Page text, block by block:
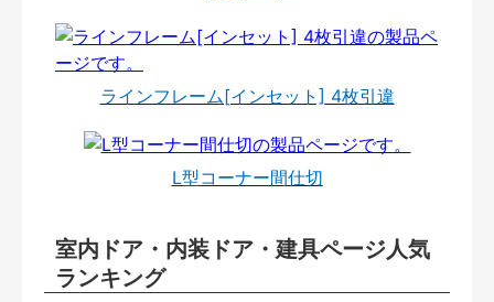
ラインフレーム[インセット] 4枚引違
L型コーナー間仕切
室内ドア・内装ドア・建具ページ人気
ランキング